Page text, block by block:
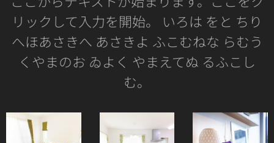
リックして入力を開始。 いろは をと ちり
へほあさきへ あさきよ ふこむねな らむう
くやまのお ゐよく やまえてぬ るふこし
む。